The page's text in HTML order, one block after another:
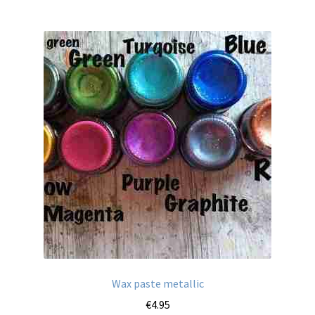
Wax paste metallic
€4.95